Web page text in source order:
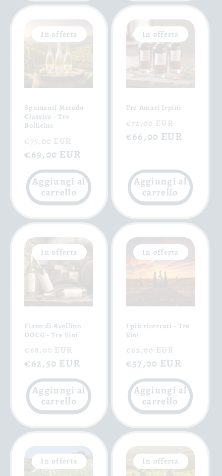
In offerta
Spumanti Metodo
Classico - Tre
Bollicine
Prezzo
di
listino
€75,00 EUR
scontato
€69,00 EUR
Aggiungi al
carrello
In offerta
Tre Amari Irpini
Prezzo
di
€72,00 EUR
scontato
€66,00 EUR
Aggiungi al
carrello
In offerta
Fiano di Avellino
DOCG - Tre Vini
Prezzo
di
listino
€68,00 EUR
scontato
€62,50 EUR
Aggiungi al
carrello
In offerta
I più ricercati - Tre
Vini
Prezzo
di
listino
€62,00 EUR
€57,00 EUR
Aggiungi al
carrello
In offerta In offerta